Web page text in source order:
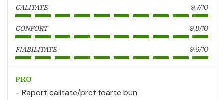
CALITATE 9.7/10
CONFORT 9.8/10
FIABILITATE 9.6/10
PRO
Raport calitate/pret foarte bun